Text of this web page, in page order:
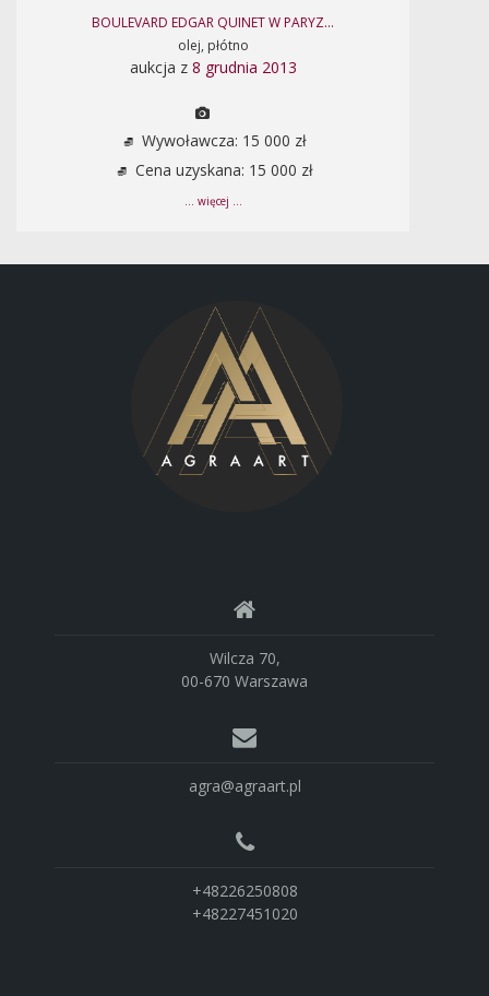
BOULEVARD EDGAR QUINET W PARYZ...
olej, płótno
aukcja z 8 grudnia 2013
Wywoławcza: 15 000 zł
Cena uzyskana: 15 000 zł
... więcej ...
Wilcza 70,
00-670 Warszawa
agra@agraart.pl
+48226250808
+48227451020